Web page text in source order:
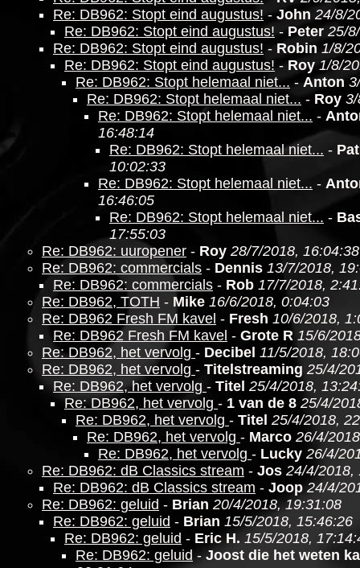
Re: DB962: Stopt eind augustus! - John 24/8/
Re: DB962: Stopt eind augustus! - Peter 25/
Re: DB962: Stopt eind augustus! - Robin 1/8/
Re: DB962: Stopt eind augustus! - Roy 1/8/
Re: DB962: Stopt helemaal niet... - Anton
Re: DB962: Stopt helemaal niet... - Roy
Re: DB962: Stopt helemaal niet... -
16:48:14
Re: DB962: Stopt helemaal niet... -
10:02:33
Re: DB962: Stopt helemaal niet... -
16:46:05
Re: DB962: Stopt helemaal niet... -
17:55:03
Re: DB962: uuropener - Roy 28/7/2018, 16:04:38
Re: DB962: commercials - Dennis 13/7/2018,
Re: DB962: commercials - Rob 17/7/2018,
Re: DB962, TOTH - Mike 16/6/2018, 0:04:03
Re: DB962 Fresh FM kavel - Fresh 10/6/2018,
Re: DB962 Fresh FM kavel - Grote R 15/6/
Re: DB962, het vervolg - Decibel 11/5/2018,
Re: DB962, het vervolg - Titelstreaming 25/4/
Re: DB962, het vervolg - Titel 25/4/2018,
Re: DB962, het vervolg - 1 van de 8 25/4/
Re: DB962, het vervolg - Titel 25/4/2018,
Re: DB962, het vervolg - Marco 26/4/
Re: DB962, het vervolg - Lucky 26/4/
Re: DB962: dB Classics stream - Jos 24/4/2018,
Re: DB962: dB Classics stream - Joop 24/4/
Re: DB962: geluid - Brian 20/4/2018, 19:31:08
Re: DB962: geluid - Brian 15/5/2018, 15:46:26
Re: DB962: geluid - Eric H. 15/5/2018,
Re: DB962: geluid - Joost die het weten